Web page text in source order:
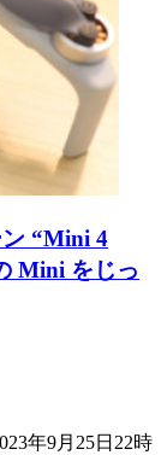
“Mini 4
Mini をじっ
年9月25日22時